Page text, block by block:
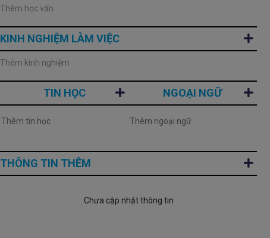
Thêm học vấn
KINH NGHIỆM LÀM VIỆC
Thêm kinh nghiệm
TIN HỌC NGOẠI NGỮ
THÔNG TIN THÊM
Chưa cập nhật thông tin